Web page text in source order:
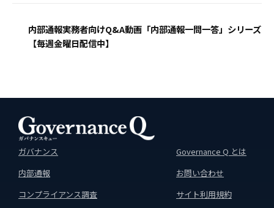
内部通報実務者向けQ&A動画「内部通報一問一答」シリーズ
【毎週金曜日配信中】
ガバナンス
内部通報
コンプライアンス調査
Governance Q とは
お問い合わせ
サイト利用規約